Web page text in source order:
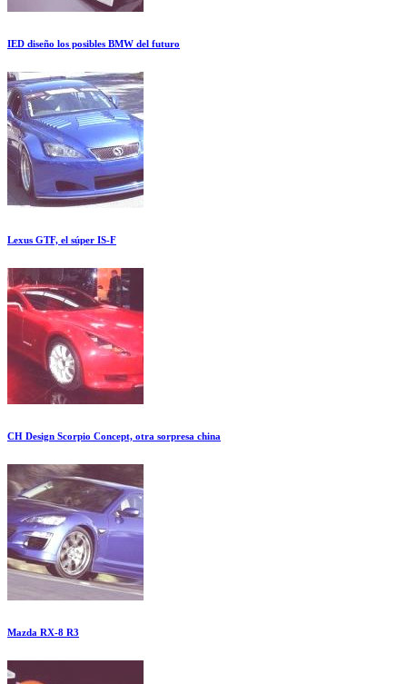
IED diseño los posibles BMW del futuro
Lexus GTF, el súper IS-F
CH Design Scorpio Concept, otra sorpresa china
Mazda RX-8 R3